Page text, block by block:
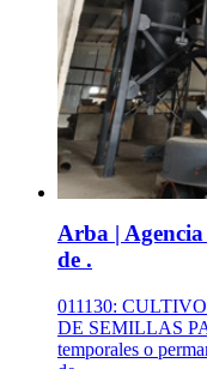
Arba |
de .
011130:
DE SEMILLAS
temporales o